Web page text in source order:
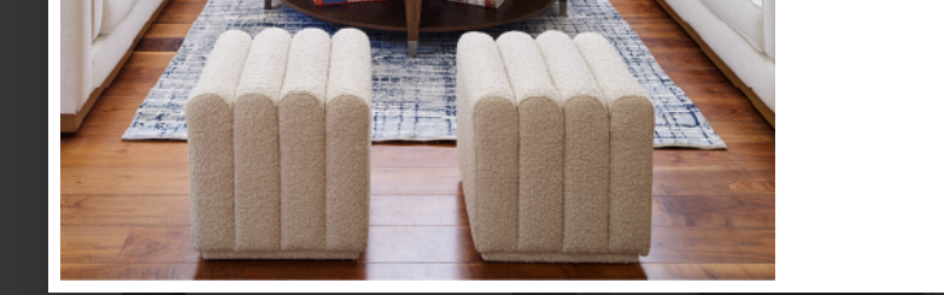
Pocas marcas en el mundo del interiorismo se
asocian de manera tan directa con el lujo, la
belleza y la tradición de manos expertas como
Lladró. Esta casa valenciana ha logrado
evolucionar en sus propuestas, mantenien...
Del 1 de febrero al 3 de agosto de 2025, el
Museo Jumex de Ciudad de México presenta
Gabriel Orozco: Politécnico Nacional, la primera
gran retrospectiva del artista mexicano en su país
desde 2006. Con más de 300 o...